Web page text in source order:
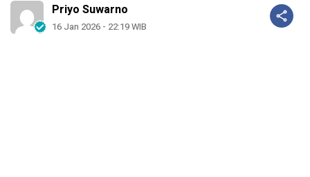
Priyo Suwarno
16 Jan 2026 - 22:19 WIB